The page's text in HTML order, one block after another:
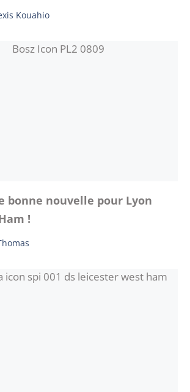
Kouahio
bonne nouvelle pour Lyon
!